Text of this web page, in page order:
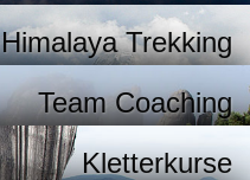
Himalaya Trekking
Team Coaching
Kletterkurse